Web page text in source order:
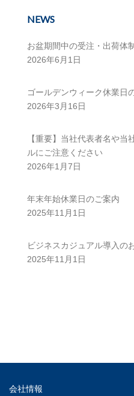
NEWS
お盆期間中の受注・出荷体
2026年6月1日
ゴールデンウィーク休業日
2026年3月16日
【重要】当社代表者名や当
ルにご注意ください
2026年1月7日
年末年始休業日のご案内
2025年11月1日
ビジネスカジュアル導入の
2025年11月1日
会社情報